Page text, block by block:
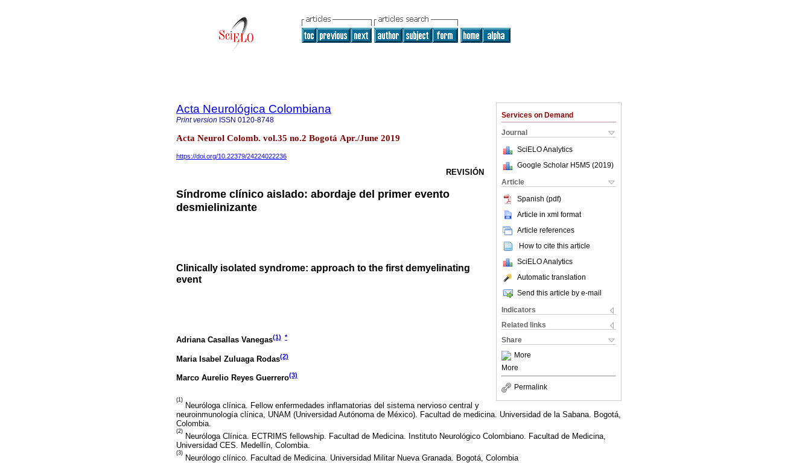
Services on Demand
Journal
SciELO Analytics
Google Scholar H5M5 (2019)
Article
Spanish (pdf)
Article in xml format
Article references
How to cite this article
SciELO Analytics
Automatic translation
Send this article by e-mail
Indicators
Related links
Share
More
More
Permalink
Acta Neurológica Colombiana
Print version ISSN 0120-8748
Acta Neurol Colomb. vol.35 no.2 Bogotá Apr./June 2019
https://doi.org/10.22379/24224022236
REVISIÓN
Síndrome clínico aislado: abordaje del primer evento
desmielinizante
Clinically isolated syndrome: approach to the first demyelinating
event
Adriana Casallas Vanegas(1) *
Maria Isabel Zuluaga Rodas(2)
Marco Aurelio Reyes Guerrero(3)
(1)
Neuróloga clínica. Fellow enfermedades inflamatorias del sistema nervioso central y
neuroinmunología clínica, UNAM (Universidad Autónoma de México). Facultad de medicina. Universidad de la Sabana. Bogotá,
Colombia.
(2)
Neuróloga Clínica. ECTRIMS fellowship. Facultad de Medicina. Instituto Neurológico Colombiano. Facultad de Medicina,
Universidad CES. Medellín, Colombia.
(3)
Neurólogo clínico. Facultad de Medicina. Universidad Militar Nueva Granada. Bogotá, Colombia